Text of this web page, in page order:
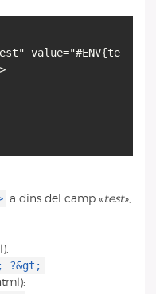
value="#ENV{te
a dins del camp « test»,
?&gt;